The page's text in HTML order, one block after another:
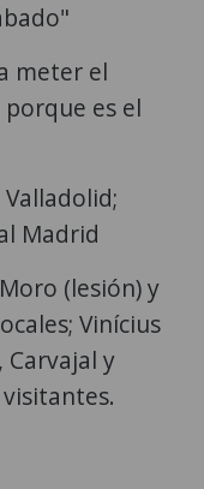
meter el
es el
Madrid
(lesión) y
Vinícius
Carvajal y